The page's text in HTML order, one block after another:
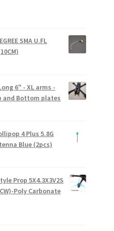
SMA U.FL
6" - XL arms -
and Bottom plates
4 Plus 5.8G
Blue (2pcs)
Prop 5X4.3X3V2S
Poly Carbonate